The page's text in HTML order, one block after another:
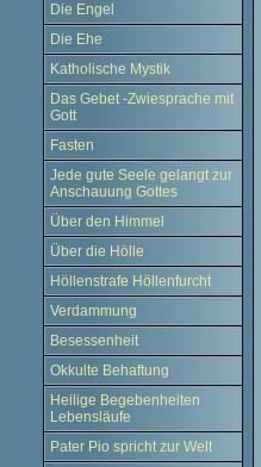
Die Engel
Die Ehe
Katholische Mystik
Das Gebet -Zwiesprache mit
Gott
Fasten
Jede gute Seele gelangt zur
Anschauung Gottes
Über den Himmel
Über die Hölle
Höllenstrafe Höllenfurcht
Verdammung
Besessenheit
Okkulte Behaftung
Heilige Begebenheiten
Lebensläufe
Pater Pio spricht zur Welt